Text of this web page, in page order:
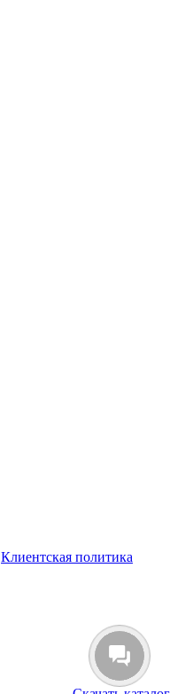
Клиентская политика